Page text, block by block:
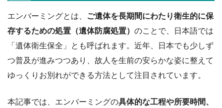
エンバーミングとは、
ご遺体を長期間にわたり衛生的に保
存するための処置（遺体防腐処置） のことで、日本語では
「遺体衛生保全」とも呼ばれます。近年、日本でも少しず
つ普及が進みつつあり、故人を生前の安らかな姿に整えて
ゆっくりお別れができる方法として注目されています。
本記事では、エンバーミングの具体的な工程や所要時間、